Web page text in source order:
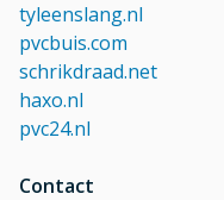
tyleenslang.nl
pvcbuis.com
schrikdraad.net
haxo.nl
pvc24.nl
Contact